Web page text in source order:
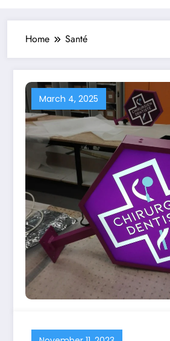
Home Santé
March 4, 2025